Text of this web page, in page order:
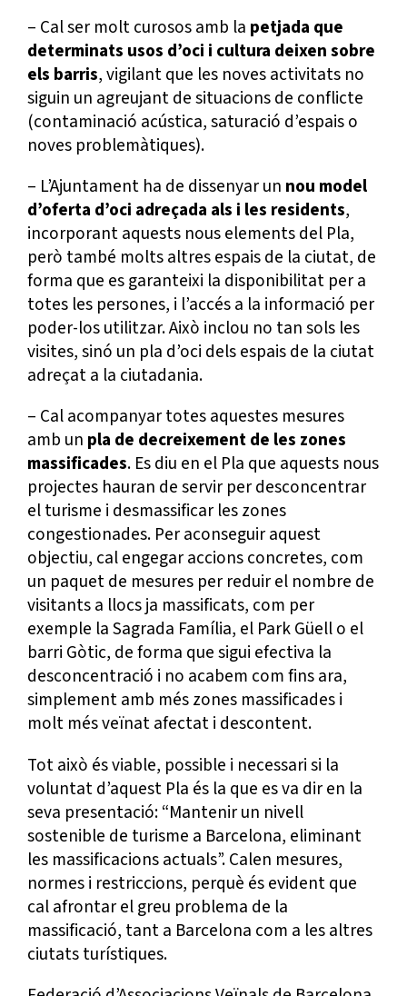
– Cal ser molt curosos amb la petjada que
determinats usos d’oci i cultura deixen sobre
els barris, vigilant que les noves activitats no
siguin un agreujant de situacions de conflicte
(contaminació acústica, saturació d’espais o
noves problemàtiques).
– L’Ajuntament ha de dissenyar un nou model
d’oferta d’oci adreçada als i les residents,
incorporant aquests nous elements del Pla,
però també molts altres espais de la ciutat, de
forma que es garanteixi la disponibilitat per a
totes les persones, i l’accés a la informació per
poder-los utilitzar. Això inclou no tan sols les
visites, sinó un pla d’oci dels espais de la ciutat
adreçat a la ciutadania.
– Cal acompanyar totes aquestes mesures
amb un pla de decreixement de les zones
massificades. Es diu en el Pla que aquests nous
projectes hauran de servir per desconcentrar
el turisme i desmassificar les zones
congestionades. Per aconseguir aquest
objectiu, cal engegar accions concretes, com
un paquet de mesures per reduir el nombre de
visitants a llocs ja massificats, com per
exemple la Sagrada Família, el Park Güell o el
barri Gòtic, de forma que sigui efectiva la
desconcentració i no acabem com fins ara,
simplement amb més zones massificades i
molt més veïnat afectat i descontent.
Tot això és viable, possible i necessari si la
voluntat d’aquest Pla és la que es va dir en la
seva presentació: “Mantenir un nivell
sostenible de turisme a Barcelona, eliminant
les massificacions actuals”. Calen mesures,
normes i restriccions, perquè és evident que
cal afrontar el greu problema de la
massificació, tant a Barcelona com a les altres
ciutats turístiques.